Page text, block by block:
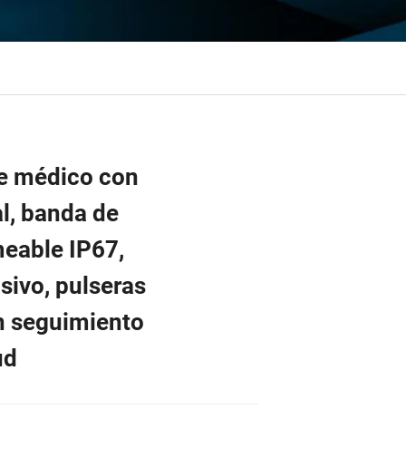
médico con
banda de
IP67,
pulseras
seguimiento